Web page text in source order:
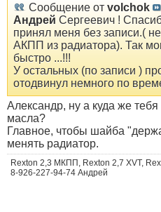
Сообщение от volchok
Андрей Сергеевич !
принял меня без записи.(
АКПП из радиатора). Так
быстро ...!!!
У остальных (по записи )
отодвинул немного по
Александр, ну а куда же
масла?
Главное, чтобы шайба
менять радиатор.
Rexton 2,3 МКПП, Rexton 2,7 XVT,
8-926-227-94-74 Андрей